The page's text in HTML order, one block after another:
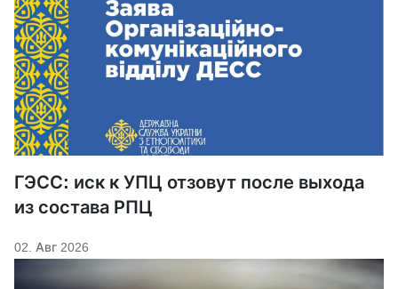
ГЭСС: иск к УПЦ отзовут после выхода
из состава РПЦ
02. Авг 2026